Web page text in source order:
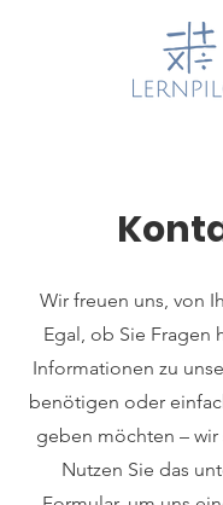
Wir freuen uns, von
Egal, ob Sie Fragen
Informationen zu
benötigen oder
geben möchten – wir
Nutzen Sie das